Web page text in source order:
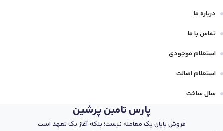
درباره ما
تماس با ما
استعلام موجودی
استعلام اصالت
سال ساخت
پارس تامین پرشین
فروش پایان یک معامله نیست؛ بلکه آغاز یک تعهد است